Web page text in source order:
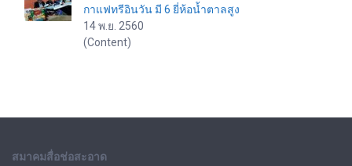
กาแฟทรีอินวัน มี 6 ยี่ห้อน้ำตาลสูง
14 พ.ย. 2560
(Content)
สมาคมสื่อช่อสะอาด